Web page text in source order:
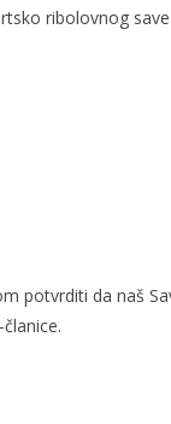
ribolovnog
potvrditi da naš